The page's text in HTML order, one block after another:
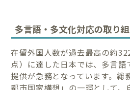
多言語・多文化対応の取り
在留外国人数が過去最高の約
点）に達した日本では、多言語
提供が急務となっています。総